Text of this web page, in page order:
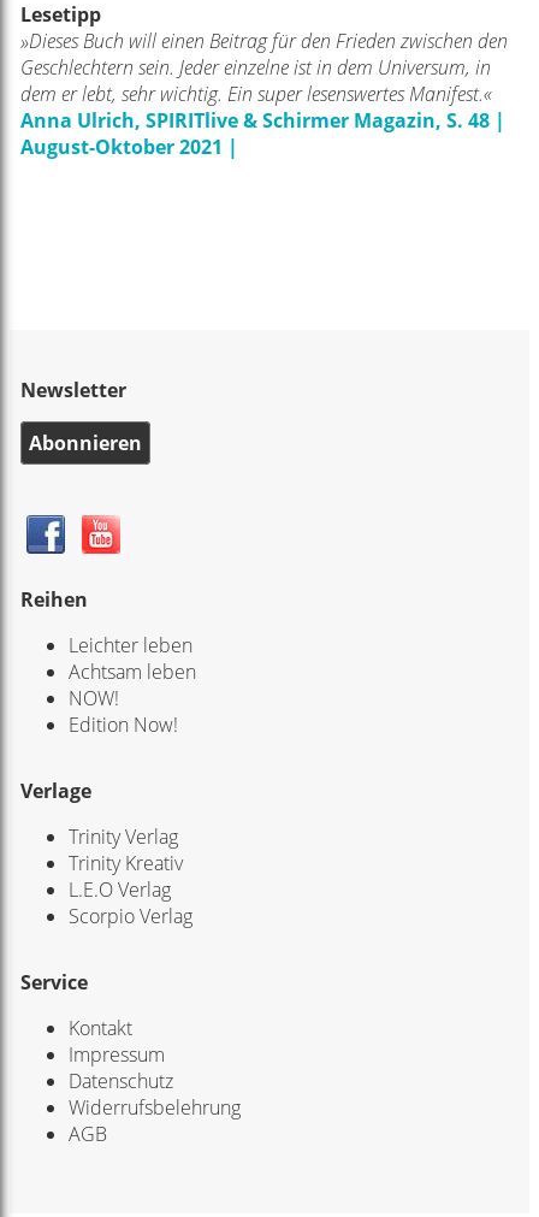
Lesetipp
»Dieses Buch will einen Beitrag für den Frieden zwischen den
Geschlechtern sein. Jeder einzelne ist in dem Universum, in
dem er lebt, sehr wichtig. Ein super lesenswertes Manifest.«
Anna Ulrich, SPIRITlive & Schirmer Magazin, S. 48 |
August-Oktober 2021 |
Newsletter
Abonnieren
Reihen
Leichter leben
Achtsam leben
NOW!
Edition Now!
Verlage
Trinity Verlag
Trinity Kreativ
L.E.O Verlag
Scorpio Verlag
Service
Kontakt
Impressum
Datenschutz
Widerrufsbelehrung
AGB